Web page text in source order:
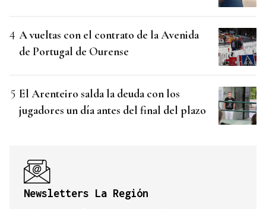
A vueltas con el contrato de la Avenida
de Portugal de Ourense
El Arenteiro salda la deuda con los
jugadores un día antes del final del plazo
Newsletters La Región